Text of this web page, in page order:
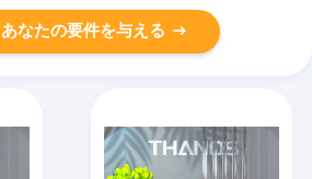
あなたの要件を与える